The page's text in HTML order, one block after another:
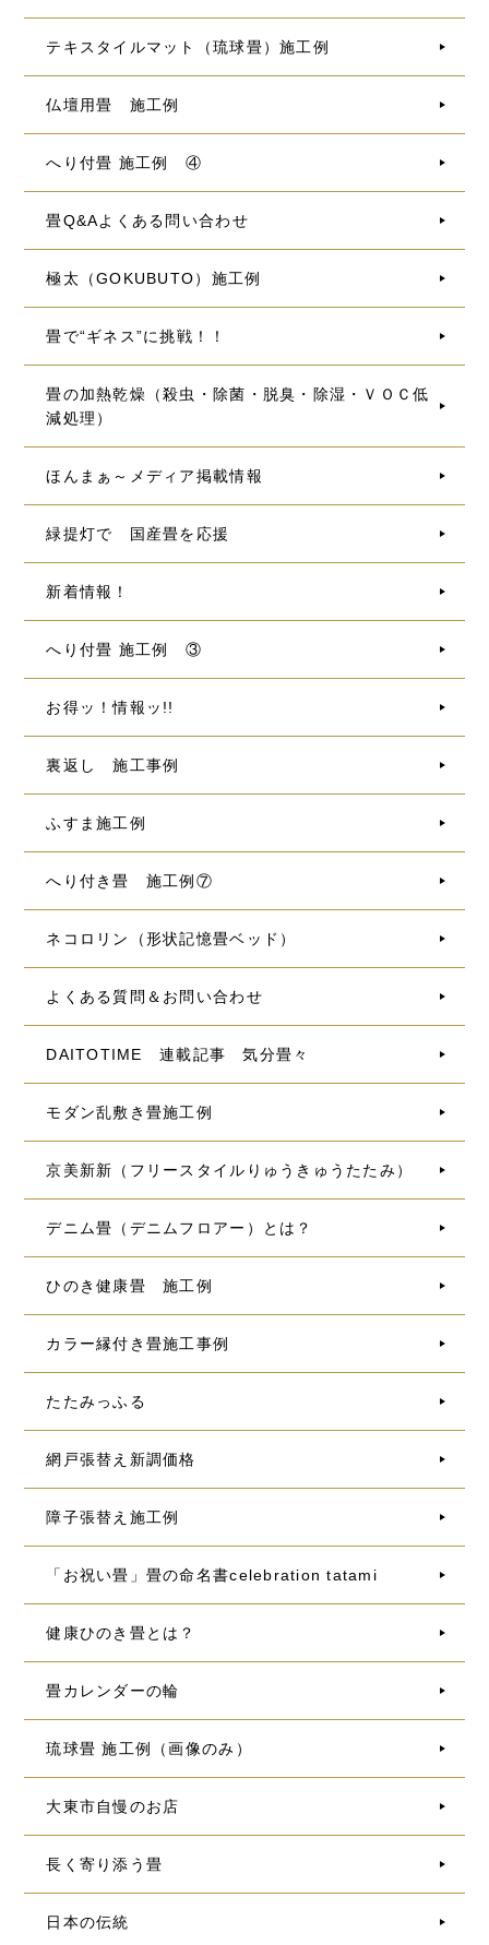
テキスタイルマット（琉球畳）施工例
仏壇用畳 施工例
へり付畳 施工例 ④
畳Q&Aよくある問い合わせ
極太（GOKUBUTO）施工例
畳で“ギネス”に挑戦！！
畳の加熱乾燥（殺虫・除菌・脱臭・除湿・ＶＯＣ低
減処理）
ほんまぁ～メディア掲載情報
緑提灯で 国産畳を応援
新着情報！
へり付畳 施工例 ③
お得ッ！情報ッ!!
裏返し 施工事例
ふすま施工例
へり付き畳 施工例⑦
ネコロリン（形状記憶畳ベッド）
よくある質問＆お問い合わせ
DAITOTIME 連載記事 気分畳々
モダン乱敷き畳施工例
京美新新（フリースタイルりゅうきゅうたたみ）
デニム畳（デニムフロアー）とは？
ひのき健康畳 施工例
カラー縁付き畳施工事例
たたみっふる
網戸張替え新調価格
障子張替え施工例
「お祝い畳」畳の命名書celebration tatami
健康ひのき畳とは？
畳カレンダーの輪
琉球畳 施工例（画像のみ）
大東市自慢のお店
長く寄り添う畳
日本の伝統